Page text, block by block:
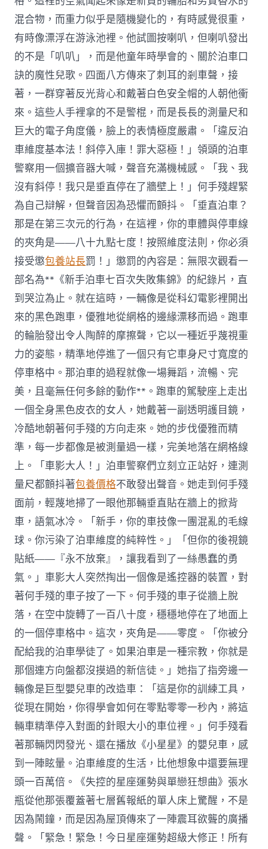
混合物，而重力似乎是隨機變化的，有時感覺很重，
有時像漂浮在游泳池裡。他試圖按喇叭，但喇叭發出
的不是「叭叭」，而是他童年時學會的、關於泊車口
訣的魔性兒歌。四面八方傳來了刺耳的剎車聲，接
著，一群穿著反光背心和戴著白色安全帽的人朝他衝
來。這些人手裡拿的不是警棍，而是長長的測量尺和
巨大的電子角度儀，臉上的表情極度嚴肅。「違反泊
車維度基本法！斜停入庫！罪大惡極！」領頭的泊車
警察用一個擴音器大喊，聲音充滿機械感。「我、我
沒有斜停！我只是垂直停在了牆壁上！」何手殘趕緊
為自己辯解，但聲音因為恐懼而顫抖。「垂直泊車？
那是在第三次元的行為，在這裡，你的車體與停車線
的夾角是——八十九點七度！按照維度法則，你必須
接受懲包養站長罰！」懲罰的內容是：無限次觀看一
部名為**《新手泊車七百次失敗集錦》的紀錄片，直
到哭泣為止。就在這時，一輛像是從科幻電影裡開出
來的黑色跑車，優雅地從網格的邊緣漂移而過。跑車
的輪胎發出令人陶醉的摩擦聲，它以一種近乎蔑視重
力的姿態，精準地停進了一個只有它車身尺寸寬度的
停車格中。那泊車的過程就像一場舞蹈，流暢、完
美，且毫無任何多餘的動作**。跑車的駕駛座上走出
一個全身黑色皮衣的女人，她戴著一副透明護目鏡，
冷酷地朝著何手殘的方向走來。她的步伐優雅而精
準，每一步都像是被測量過一樣，完美地落在網格線
上。「車影大人！」泊車警察們立刻立正站好，連測
量尺都顫抖著包養價格不敢發出聲音。她走到何手殘
面前，輕蔑地掃了一眼他那輛垂直貼在牆上的掀背
車，語氣冰冷。「新手，你的車技像一團混亂的毛線
球。你污染了泊車維度的純粹性。」「但你的後視鏡
貼紙——『永不放棄』，讓我看到了一絲愚蠢的勇
氣。」車影大人突然掏出一個像是遙控器的裝置，對
著何手殘的車子按了一下。何手殘的車子從牆上脫
落，在空中旋轉了一百八十度，穩穩地停在了地面上
的一個停車格中。這次，夾角是——零度。「你被分
配給我的泊車學徒了。如果泊車是一種宗教，你就是
那個連方向盤都沒摸過的新信徒。」她指了指旁邊一
輛像是巨型嬰兒車的改造車：「這是你的訓練工具，
從現在開始，你得學會如何在零點零零一秒內，將這
輛車精準停入對面的針眼大小的車位裡。」何手殘看
著那輛閃閃發光、還在播放《小星星》的嬰兒車，感
到一陣眩暈。泊車維度的生活，比他想象中還要無理
頭一百萬倍。《失控的星座運勢與單戀狂想曲》張水
瓶從他那張覆蓋著七層舊報紙的單人床上驚醒，不是
因為鬧鐘，而是因為屋頂傳來了一陣震耳欲聾的廣播
聲。「緊急！緊急！今日星座運勢超級大修正！所有